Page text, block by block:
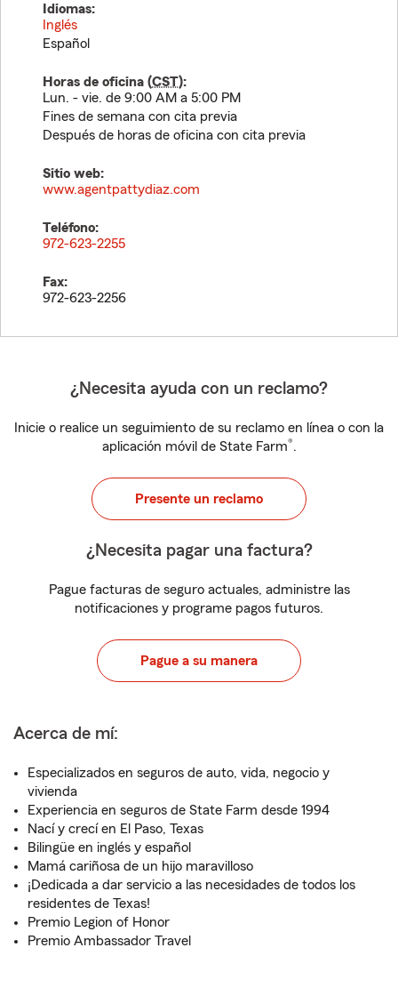
Idiomas:
Inglés
Español
Horas de oficina (CST):
Lun. - vie. de 9:00 AM a 5:00 PM
Fines de semana con cita previa
Después de horas de oficina con cita previa
Sitio web:
www.agentpattydiaz.com
Teléfono:
972-623-2255
Fax:
972-623-2256
¿Necesita ayuda con un reclamo?
Inicie o realice un seguimiento de su reclamo en línea o con la
aplicación móvil de State Farm®.
Presente un reclamo
¿Necesita pagar una factura?
Pague facturas de seguro actuales, administre las
notificaciones y programe pagos futuros.
Pague a su manera
Acerca de mí:
Especializados en seguros de auto, vida, negocio y
vivienda
Experiencia en seguros de State Farm desde 1994
Nací y crecí en El Paso, Texas
Bilingüe en inglés y español
Mamá cariñosa de un hijo maravilloso
¡Dedicada a dar servicio a las necesidades de todos los
residentes de Texas!
Premio Legion of Honor
Premio Ambassador Travel